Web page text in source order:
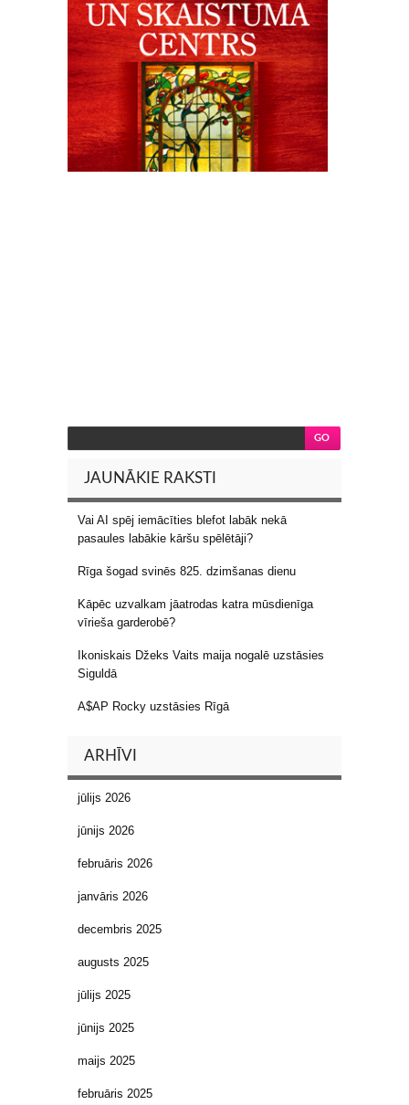
JAUNĀKIE RAKSTI
Vai AI spēj iemācīties blefot labāk nekā
pasaules labākie kāršu spēlētāji?
Rīga šogad svinēs 825. dzimšanas dienu
Kāpēc uzvalkam jāatrodas katra mūsdienīga
vīrieša garderobē?
Ikoniskais Džeks Vaits maija nogalē uzstāsies
Siguldā
A$AP Rocky uzstāsies Rīgā
ARHĪVI
jūlijs 2026
jūnijs 2026
februāris 2026
janvāris 2026
decembris 2025
augusts 2025
jūlijs 2025
jūnijs 2025
maijs 2025
februāris 2025